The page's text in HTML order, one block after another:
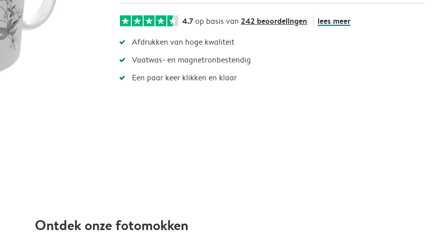
4.7op basis van 242 beoordelingen lees meer
Afdrukken van hoge kwaliteit
Vaatwas- en magnetronbestendig
Een paar keer klikken en klaar
Ontdek onze fotomokken